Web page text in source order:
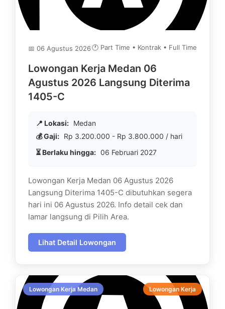
📅 06 Agustus 2026🕐 Part Time • Kontrak • Full Time
Lowongan Kerja Medan 06
Agustus 2026 Langsung Diterima
1405-C
📍 Lokasi: Medan
💰 Gaji: Rp 3.200.000 - Rp 3.800.000 / hari
⏳ Berlaku hingga: 06 Februari 2027
Lowongan Kerja Medan 06 Agustus 2026
Langsung Diterima 1405-C dibutuhkan segera
hari ini 06 Agustus 2026. Info detail cek dan
lamar langsung di Pilih Area.
Lihat Detail Lowongan
Lowongan Kerja Medan Lowongan Kerja